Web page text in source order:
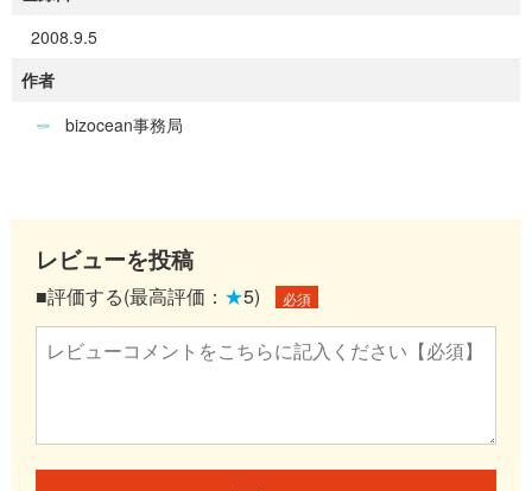
2008.9.5
作者
bizocean事務局
レビューを投稿
■評価する(最高評価： ★5) 必須